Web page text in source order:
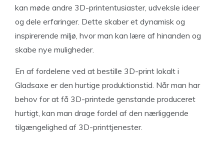
kan møde andre 3D-printentusiaster, udveksle ideer
og dele erfaringer. Dette skaber et dynamisk og
inspirerende miljø, hvor man kan lære af hinanden og
skabe nye muligheder.
En af fordelene ved at bestille 3D-print lokalt i
Gladsaxe er den hurtige produktionstid. Når man har
behov for at få 3D-printede genstande produceret
hurtigt, kan man drage fordel af den nærliggende
tilgængelighed af 3D-printtjenester.